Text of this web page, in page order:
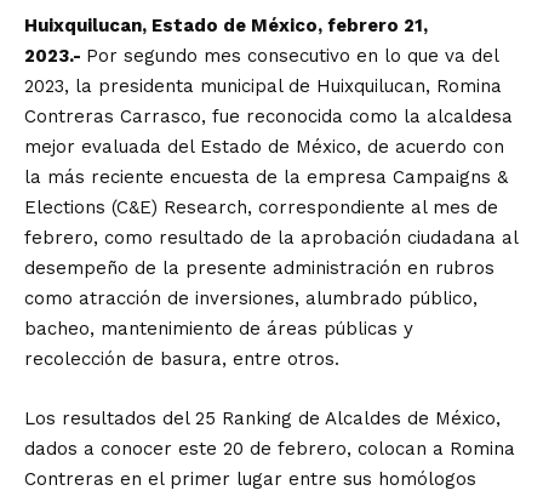
Huixquilucan, Estado de México, febrero 21,
2023.- Por segundo mes consecutivo en lo que va del
2023, la presidenta municipal de Huixquilucan, Romina
Contreras Carrasco, fue reconocida como la alcaldesa
mejor evaluada del Estado de México, de acuerdo con
la más reciente encuesta de la empresa Campaigns &
Elections (C&E) Research, correspondiente al mes de
febrero, como resultado de la aprobación ciudadana al
desempeño de la presente administración en rubros
como atracción de inversiones, alumbrado público,
bacheo, mantenimiento de áreas públicas y
recolección de basura, entre otros.
Los resultados del 25 Ranking de Alcaldes de México,
dados a conocer este 20 de febrero, colocan a Romina
Contreras en el primer lugar entre sus homólogos